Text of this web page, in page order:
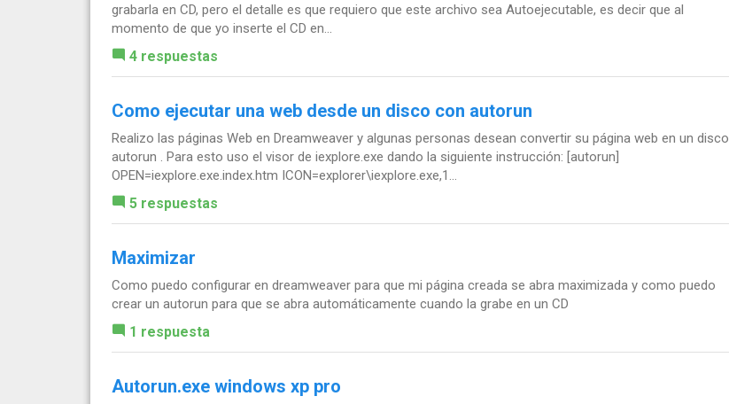
grabarla en CD, pero el detalle es que requiero que este archivo sea Autoejecutable, es decir que al
momento de que yo inserte el CD en...
4 respuestas
Como ejecutar una web desde un disco con autorun
Realizo las páginas Web en Dreamweaver y algunas personas desean convertir su página web en un disco
autorun . Para esto uso el visor de iexplore.exe dando la siguiente instrucción: [autorun]
OPEN=iexplore.exe.index.htm ICON=explorer\iexplore.exe,1...
5 respuestas
Maximizar
Como puedo configurar en dreamweaver para que mi página creada se abra maximizada y como puedo
crear un autorun para que se abra automáticamente cuando la grabe en un CD
1 respuesta
Autorun.exe windows xp pro